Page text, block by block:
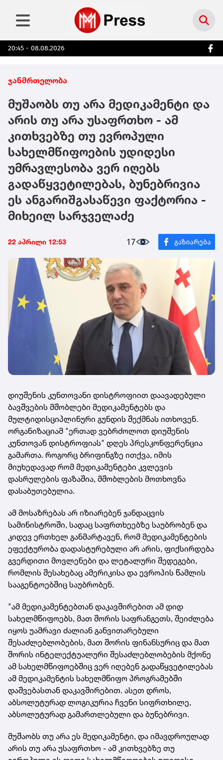
20:45 - 08.08.2026
ჯანმრთელობა
მუშაობს თუ არა მედიკამენტი და
არის თუ არა უსაფრთხო - ამ
კითხვებზე თუ ევროპული
სახელმწიფოების უდიდესი
უმრავლესობა ვერ იღებს
გადაწყვეტილებას, ბუნებრივია
ეს ანგარიშგასაწევი ფაქტორია -
მიხეილ სარჯველაძე
22 აპრილი 12:53 17
დიუშენის კუნთოვანი დისტროფიით დაავადებული
ბავშვების მშობლები მედიკამენტებს და
მულტიდისციპლინური გუნდის შექმნას ითხოვენ.
ორგანიზაციამ "ერთად ვებრძოლოთ დიუშენის
კუნთოვან დისტროფიას" დღეს პრესკონფერენცია
გამართა. როგორც ბრიფინგზე ითქვა, იმის
მიუხედავად რომ მედიკამენტები კვლევის
დასრულების ფაზაშია, მშობლების მოთხოვნა
დასაბუთებულია.
ამ მოსაზრებას არ იზიარებენ ჯანდაცვის
სამინისტროში, სადაც საფრთხეებზე საუბრობენ და
კიდევ ერთხელ განმარტავენ, რომ მედიკამენტების
ეფექტურობა დადასტურებული არ არის, ფიქსირდება
გვერდითი მოვლენები და ლეტალური შედეგები,
რომლის შესახებაც ამერიკისა და ევროპის წამლის
სააგენტოებშიც საუბრობენ.
"ამ მედიკამენტებთან დაკავშირებით ამ დიდ
სახელმწიფოებს, მათ შორის საფრანგეთს, შეიძლება
იყოს უამრავი ძალიან განვითარებული
შესაძლებლობების, მათ შორის ფინანსურიც და მათ
შორის ინტელექტუალური შესაძლებლობების მქონე
ამ სახელმწიფოებშიც ვერ იღებენ გადაწყვეტილებას
ამ მედიკამენტის სახელმწიფო პროგრამებში
დაშვებასთან დაკავშირებით. ასეთ დროს,
აბსოლუტურად ლოგიკურია ჩვენი სიფრთხილე,
აბსოლუტურად გამართლებული და ბუნებრივი.
მუშაობს თუ არა ეს მედიკამენტი, და იმავდროულად
არის თუ არა უსაფრთხო - ამ კითხვებზე თუ